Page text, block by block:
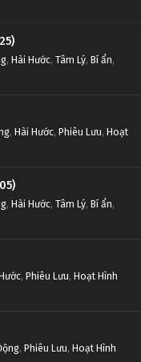
, Hài Hước, Tâm Lý, Bí ẩn,
, Hài Hước, Phiêu Lưu, Hoạt
, Hài Hước, Tâm Lý, Bí ẩn,
, Phiêu Lưu, Hoạt Hình
, Phiêu Lưu, Hoạt Hình